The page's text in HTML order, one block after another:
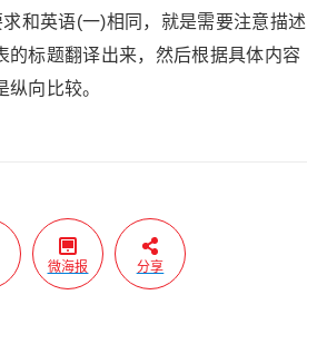
和英语(一)相同，就是需要注意描述
的标题翻译出来，然后根据具体内容
向比较。
微海报 分享